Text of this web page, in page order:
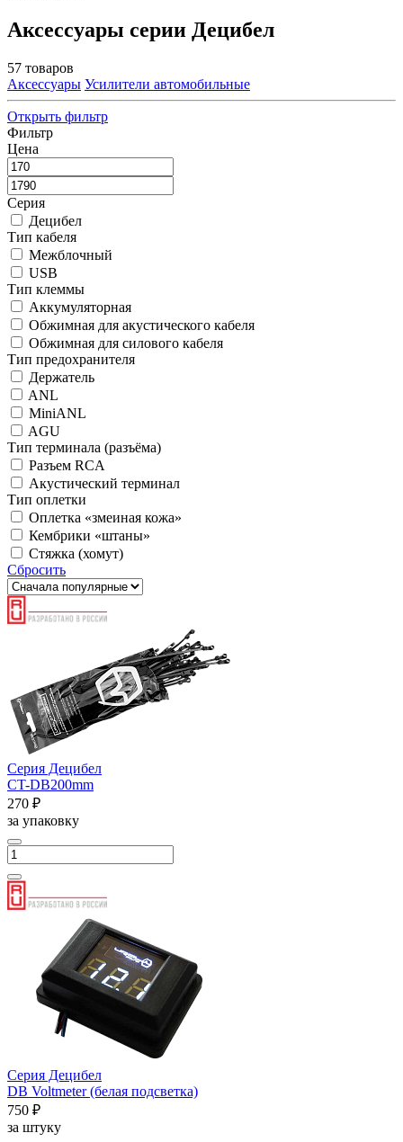
Аксессуары серии Децибел
57 товаров
Аксессуары Усилители автомобильные
Открыть фильтр
Фильтр
Цена
Серия
Децибел
Тип кабеля
Межблочный
USB
Тип клеммы
Аккумуляторная
Обжимная для акустического кабеля
Обжимная для силового кабеля
Тип предохранителя
Держатель
ANL
MiniANL
AGU
Тип терминала (разъёма)
Разъем RCA
Акустический терминал
Тип оплетки
Оплетка «змеиная кожа»
Кембрики «штаны»
Cтяжка (хомут)
Сбросить
Серия Децибел
CT-DB200mm
270 ₽
за упаковку
Серия Децибел
DB Voltmeter (белая подсветка)
750 ₽
за штуку